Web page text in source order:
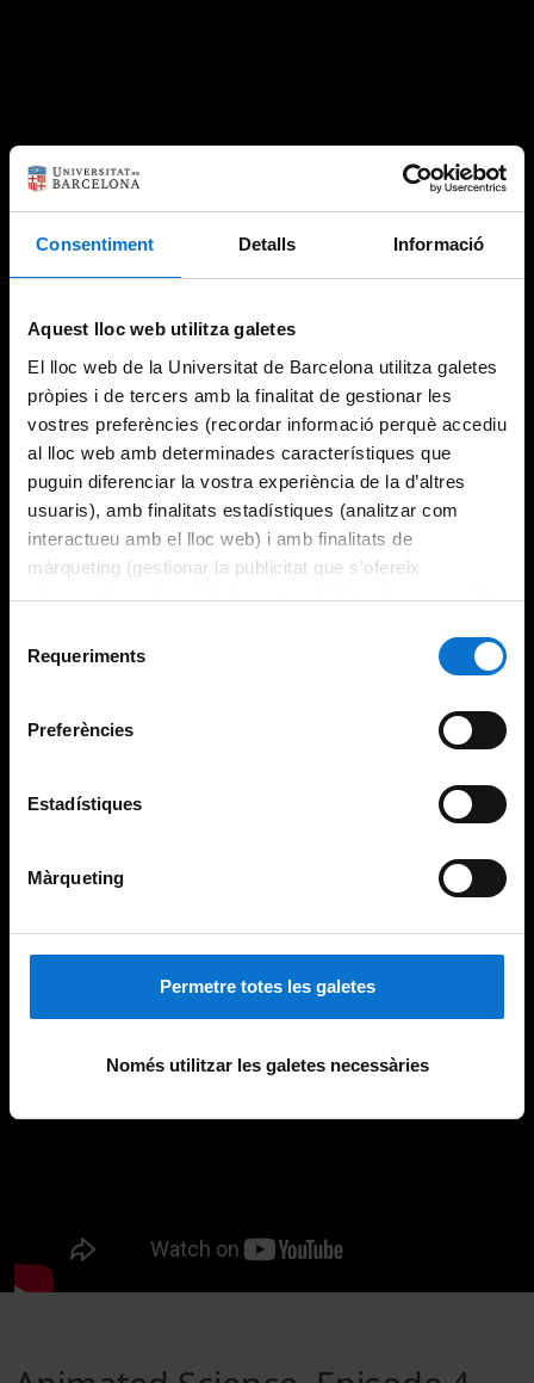
Consentiment Detalls Informació
Aquest lloc web utilitza galetes
El lloc web de la Universitat de Barcelona utilitza galetes
pròpies i de tercers amb la finalitat de gestionar les
vostres preferències (recordar informació perquè accediu
al lloc web amb determinades característiques que
puguin diferenciar la vostra experiència de la d’altres
usuaris), amb finalitats estadístiques (analitzar com
interactueu amb el lloc web) i amb finalitats de
màrqueting (gestionar la publicitat que s’ofereix
adequant-la en funció dels vostres hàbits de navegació).
consultar laPolítica de galetes del lloc web de la
Requeriments
Preferències
Estadístiques
Màrqueting
Permetre totes les galetes
Només utilitzar les galetes necessàries